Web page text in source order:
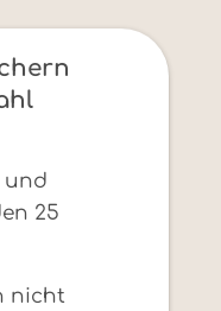
und
25
nicht